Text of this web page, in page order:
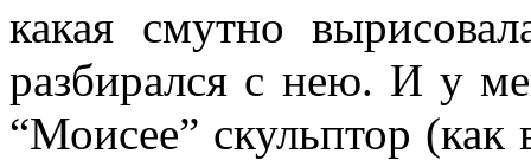
какая смутно
разбирался с нею. И у
“Моисее” скульптор (как